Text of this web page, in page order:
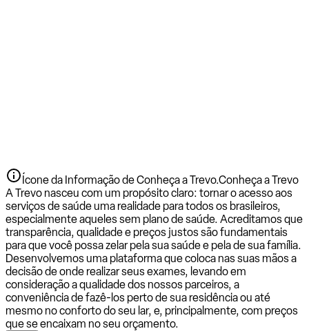
Ícone da Informação de Conheça a Trevo.Conheça a Trevo
A Trevo nasceu com um propósito claro: tornar o acesso aos
serviços de saúde uma realidade para todos os brasileiros,
especialmente aqueles sem plano de saúde. Acreditamos que
transparência, qualidade e preços justos são fundamentais
para que você possa zelar pela sua saúde e pela de sua família.
Desenvolvemos uma plataforma que coloca nas suas mãos a
decisão de onde realizar seus exames, levando em
consideração a qualidade dos nossos parceiros, a
conveniência de fazê-los perto de sua residência ou até
mesmo no conforto do seu lar, e, principalmente, com preços
que se encaixam no seu orçamento.